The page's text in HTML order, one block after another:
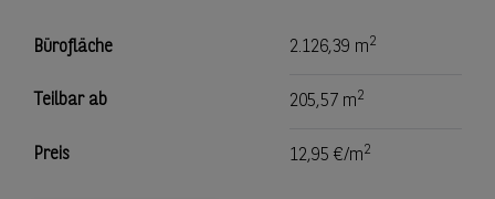
Bürofläche 2.126,39 m2
Teilbar ab 205,57 m2
Preis 12,95 €/m2